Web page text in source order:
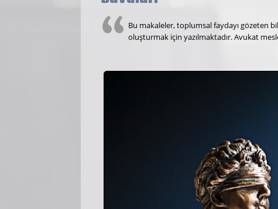
Bu makaleler, toplumsal faydayı gözeten
oluşturmak için yazılmaktadır. Avukat